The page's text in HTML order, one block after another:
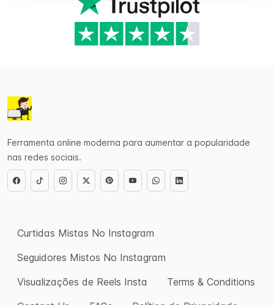
Ferramenta online moderna para aumentar a popularidade
nas redes sociais.
Curtidas Mistas No Instagram
Seguidores Mistos No Instagram
Visualizações de Reels Insta
Terms & Conditions